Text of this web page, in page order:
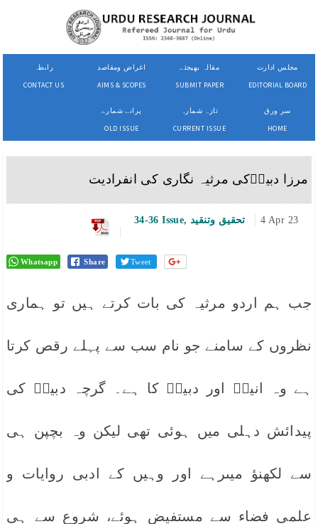
رابطہ
CONTACT US
اغراض ومقاصد
AIMS & SCOPES
مقالہ بھیجئے
SUBMIT PAPER
مجلس ادارت
EDITORIAL BOARD
پرانے شمارے
OLD ISSUE
تازہ شمارہ
CURRENT ISSUE
سر ورق
HOME
مرزا دبیرؔکی مرثیہ نگاری کی انفرادیت
34-36 Issue,تحقیق وتنقید 4 Apr 23
Whatsapp Share Tweet
جب ہم اردو مرثیہ کی بات کرتے ہیں تو ہماری
نظروں کے سامنے جو نام سب سے پہلے رقص کرتا
ہے وہ انیسؔ اور دبیرؔ کا ہے۔ گرچہ دبیرؔ کی
پیدائش دہلی میں ہوئی تھی لیکن وہ بچپن ہی
سے لکھنؤ میںرہے اور وہیں کے ادبی روایات و
علمی فضاء سے مستفیض ہوئے، شروع سے ہی